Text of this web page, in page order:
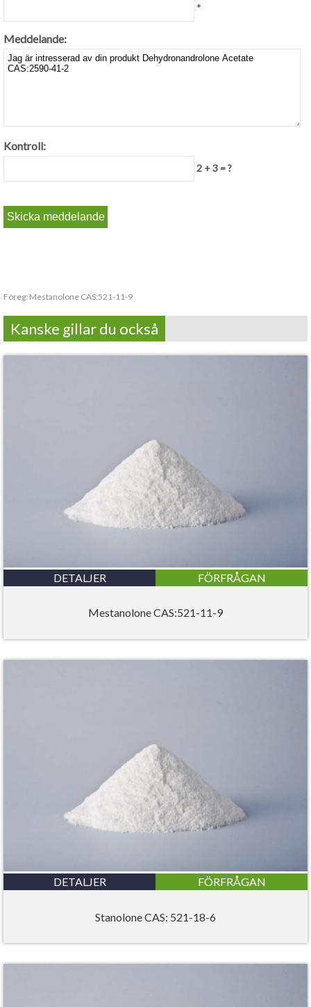
*
Meddelande:
Kontroll:
2 + 3 = ?
Föreg: Mestanolone CAS:521-11-9
Kanske gillar du också
DETALJER FÖRFRÅGAN
Mestanolone CAS:521-11-9
DETALJER FÖRFRÅGAN
Stanolone CAS: 521-18-6